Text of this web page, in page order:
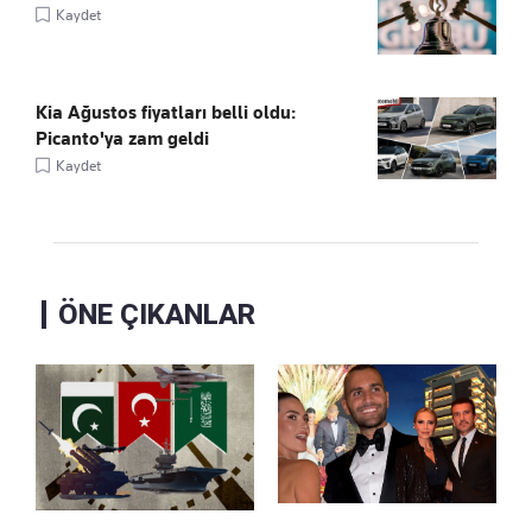
Kaydet
Kia Ağustos fiyatları belli oldu:
Picanto'ya zam geldi
Kaydet
ÖNE ÇIKANLAR